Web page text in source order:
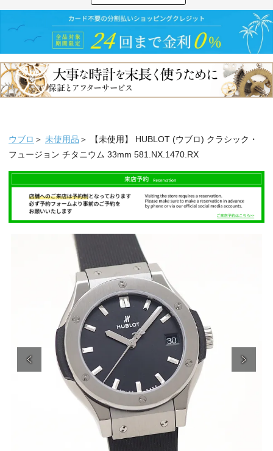
ウブロ ＞ 未使用品 ＞ 【未使用】 HUBLOT (ウブロ) クラシック・
フュージョン チタニウム 33mm 581.NX.1470.RX